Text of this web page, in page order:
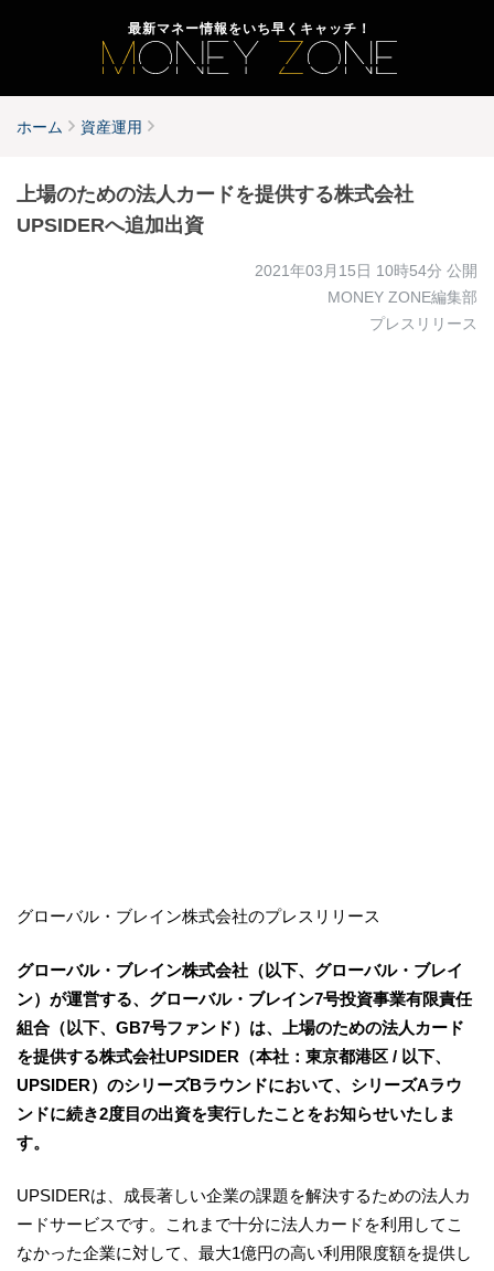
最新マネー情報をいち早くキャッチ！
ホーム 資産運用
上場のための法人カードを提供する株式会社
UPSIDERへ追加出資
2021年03月15日 10時54分 公開
MONEY ZONE編集部
プレスリリース
グローバル・ブレイン株式会社のプレスリリース
グローバル・ブレイン株式会社（以下、グローバル・ブレイ
ン）が運営する、グローバル・ブレイン7号投資事業有限責任
組合（以下、GB7号ファンド）は、上場のための法人カード
を提供する株式会社UPSIDER（本社：東京都港区 / 以下、
UPSIDER）のシリーズBラウンドにおいて、シリーズAラウ
ンドに続き2度目の出資を実行したことをお知らせいたしま
す。
UPSIDERは、成長著しい企業の課題を解決するための法人カ
ードサービスです。これまで十分に法人カードを利用してこ
なかった企業に対して、最大1億円の高い利用限度額を提供し